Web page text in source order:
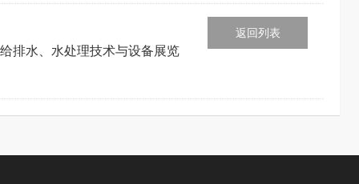
返回列表
排水、水处理技术与设备展览